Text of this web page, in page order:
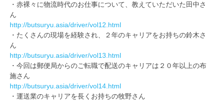
・赤裸々に物流時代のお仕事について、教えていただいた田中さ
ん
http://butsuryu.asia/driver/vol12.html
・たくさんの現場を経験され、２年のキャリアをお持ちの鈴木さ
ん
http://butsuryu.asia/driver/vol13.html
・今回は郵便局からのご転職で配送のキャリアは２０年以上の布
施さん
http://butsuryu.asia/driver/vol14.html
・運送業のキャリアを長くお持ちの牧野さん